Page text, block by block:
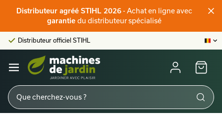
Distributeur agréé STIHL 2026- Achat en ligne avec
garantie du distributeur spécialisé
Distributeur officiel STIHL
Score client:9,6/10
Distributeur officiel STIHL